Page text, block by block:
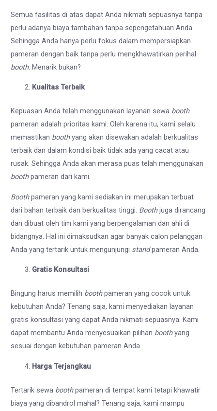
Semua fasilitas di atas dapat Anda nikmati sepuasnya tanpa
perlu adanya biaya tambahan tanpa sepengetahuan Anda.
Sehingga Anda hanya perlu fokus dalam mempersiapkan
pameran dengan baik tanpa perlu mengkhawatirkan perihal
booth. Menarik bukan?
Kualitas Terbaik
Kepuasan Anda telah menggunakan layanan sewa booth
pameran adalah prioritas kami. Oleh karena itu, kami selalu
memastikan boothyang akan disewakan adalah berkualitas
terbaik dan dalam kondisi baik tidak ada yang cacat atau
rusak. Sehingga Anda akan merasa puas telah menggunakan
boothpameran dari kami.
Boothpameran yang kami sediakan ini merupakan terbuat
dari bahan terbaik dan berkualitas tinggi. Boothjuga dirancang
dan dibuat oleh tim kami yang berpengalaman dan ahli di
bidangnya. Hal ini dimaksudkan agar banyak calon pelanggan
Anda yang tertarik untuk mengunjungi standpameran Anda.
Gratis Konsultasi
Bingung harus memilih boothpameran yang cocok untuk
kebutuhan Anda? Tenang saja, kami menyediakan layanan
gratis konsultasi yang dapat Anda nikmati sepuasnya. Kami
dapat membantu Anda menyesuaikan pilihan boothyang
sesuai dengan kebutuhan pameran Anda.
Harga Terjangkau
Tertarik sewa boothpameran di tempat kami tetapi khawatir
biaya yang dibandrol mahal? Tenang saja, kami mampu